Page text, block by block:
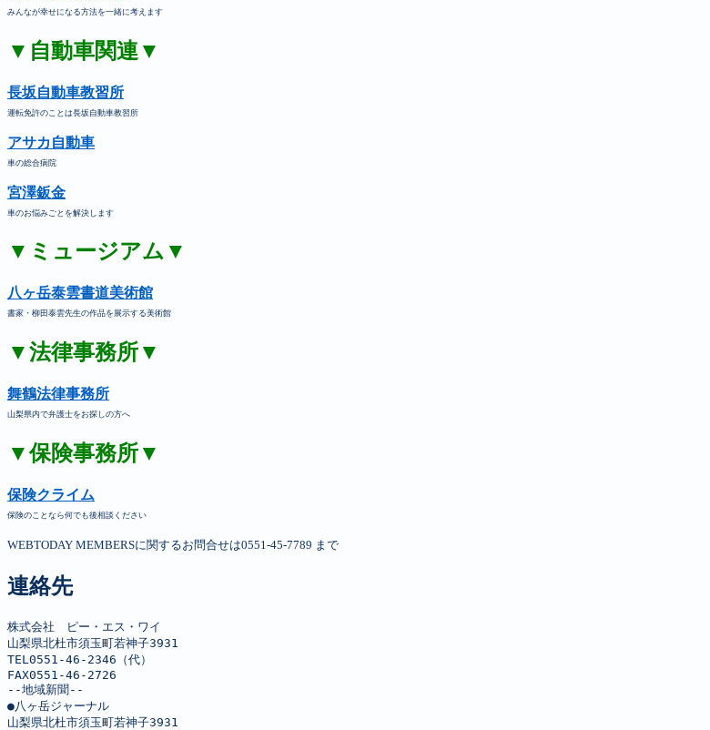
みんなが幸せになる方法を一緒に考えます
▼自動車関連▼
長坂自動車教習所
運転免許のことは長坂自動車教習所
アサカ自動車
車の総合病院
宮澤鈑金
車のお悩みごとを解決します
▼ミュージアム▼
八ヶ岳泰雲書道美術館
書家・柳田泰雲先生の作品を展示する美術館
▼法律事務所▼
舞鶴法律事務所
山梨県内で弁護士をお探しの方へ
▼保険事務所▼
保険クライム
保険のことなら何でも後相談ください
WEBTODAY MEMBERSに関するお問合せは0551-45-7789 まで
連絡先
株式会社　ピー・エス・ワイ
山梨県北杜市須玉町若神子3931
TEL0551-46-2346（代）
FAX0551-46-2726
--地域新聞--
●八ヶ岳ジャーナル
山梨県北杜市須玉町若神子3931